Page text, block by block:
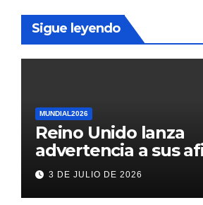
Sigue leyendo
MUNDIAL2026
Reino Unido lanza
advertencia a sus
antes del México vs
Inglaterra en el
3 DE JULIO DE 2026